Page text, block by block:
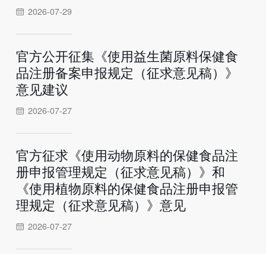
2026-07-29
官方公开征集《使用益生菌原料保健食
品注册备案申报规定（征求意见稿）》
意见建议
2026-07-27
官方征求《使用动物原料的保健食品注
册申报管理规定（征求意见稿）》和
《使用植物原料的保健食品注册申报管
理规定（征求意见稿）》意见
2026-07-27